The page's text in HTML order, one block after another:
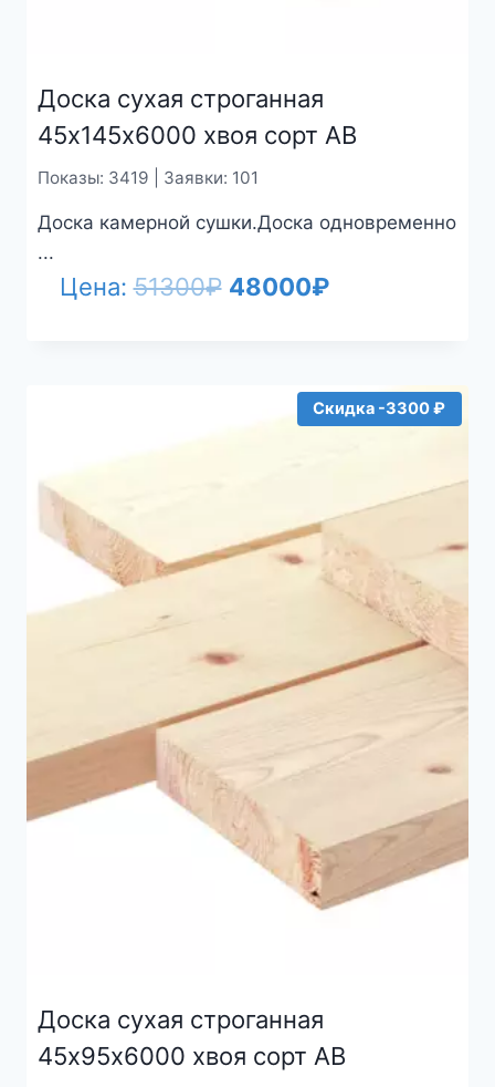
Доска сухая строганная
45х145х6000 хвоя сорт АВ
Показы: 3419 | Заявки: 101
Доска камерной сушки.Доска одновременно
...
Цена:51300₽ Первоначальная
51300₽.
48000₽Текущая
Скидка -3300 ₽
Доска сухая строганная
45х95х6000 хвоя сорт АВ